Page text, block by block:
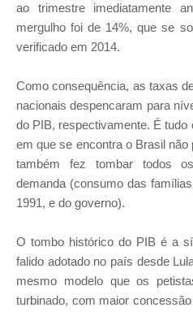
ao trimestre imediatamente
mergulho foi de 14%, que se
verificado em 2014.
Como consequência, as taxas
nacionais despencaram para
do PIB, respectivamente. É
em que se encontra o Brasil
também fez tombar todos
demanda (consumo das
1991, e do governo).
O tombo histórico do PIB é a
falido adotado no país desde
mesmo modelo que os
turbinado, com maior